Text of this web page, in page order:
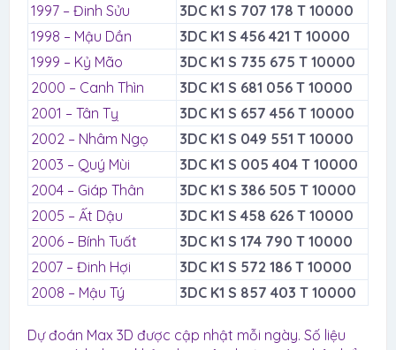
1997 – Đinh Sửu
3DC K1 S 707 178 T 10000
1998 – Mậu Dần
3DC K1 S 456 421 T 10000
1999 – Kỷ Mão
3DC K1 S 735 675 T 10000
2000 – Canh Thìn
3DC K1 S 681 056 T 10000
2001 – Tân Tỵ
3DC K1 S 657 456 T 10000
2002 – Nhâm Ngọ
3DC K1 S 049 551 T 10000
2003 – Quý Mùi
3DC K1 S 005 404 T 10000
2004 – Giáp Thân
3DC K1 S 386 505 T 10000
2005 – Ất Dậu
3DC K1 S 458 626 T 10000
2006 – Bính Tuất
3DC K1 S 174 790 T 10000
2007 – Đinh Hợi
3DC K1 S 572 186 T 10000
2008 – Mậu Tý
3DC K1 S 857 403 T 10000
Dự đoán Max 3D được cập nhật mỗi ngày. Số liệu